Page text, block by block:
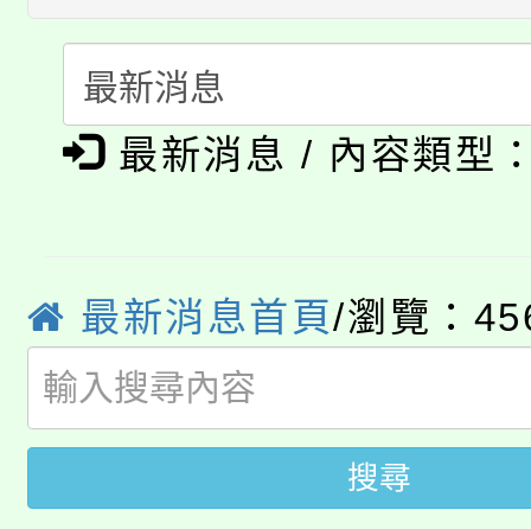
程，歡迎學生輔導中心
心理、諮商輔導、社會
系所師生報名參加。
縣市「校園短影音徵選
門員」簡章及活動海報
踴躍報名參加。
桃園市115學年度學生
要點
「桃園市補助參觀特色
展演活動實施計畫」
淨零綠領人才培育課程
車」活動
桃園市115學年度學生
生本土語及新住民語歌
公告本校115學年度第
代理(課)教師甄選結果(
公告本校115學年度第
代理(課)教師甄選結果(
轉知中國文化大學推廣
最新消息 / 內容類型
最新消息首頁/瀏覽：
搜尋